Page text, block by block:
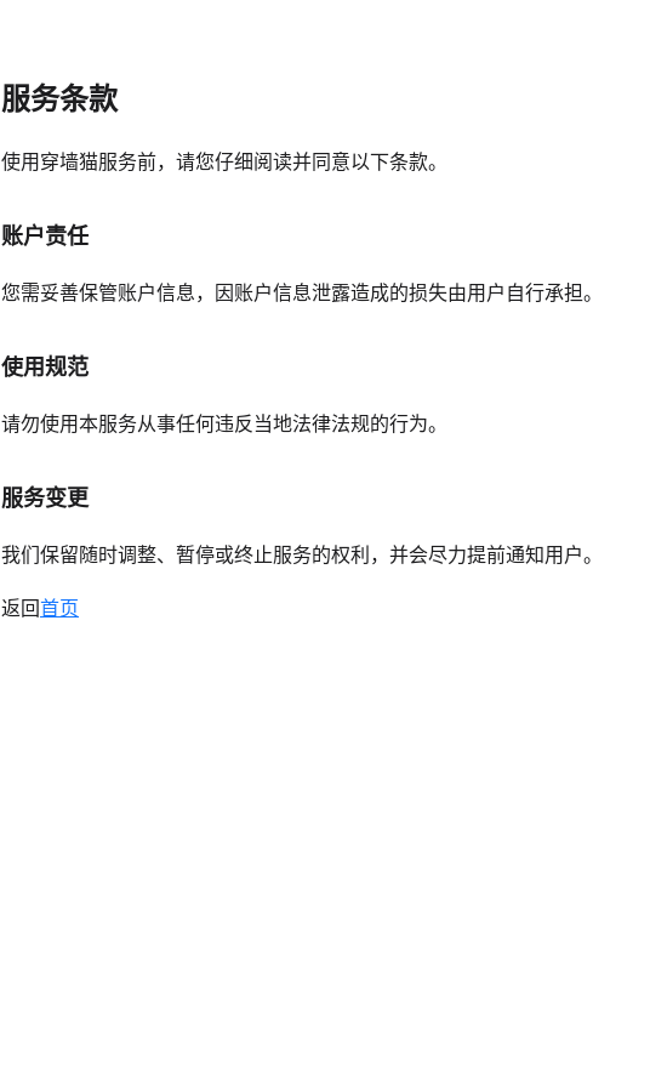
服务条款
使用穿墙猫服务前，请您仔细阅读并同意以下条款。
账户责任
您需妥善保管账户信息，因账户信息泄露造成的损失由用户自行承担。
使用规范
请勿使用本服务从事任何违反当地法律法规的行为。
服务变更
我们保留随时调整、暂停或终止服务的权利，并会尽力提前通知用户。
返回首页